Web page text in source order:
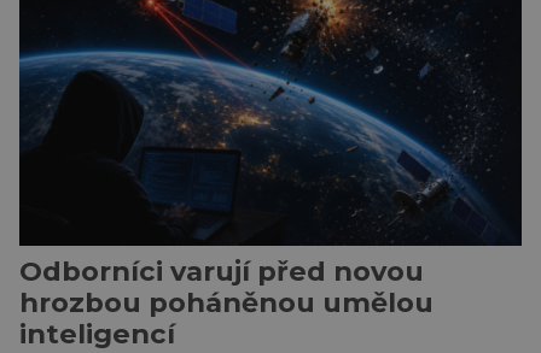
chtěl strávit […]
Odborníci varují před novou
hrozbou poháněnou umělou
inteligencí